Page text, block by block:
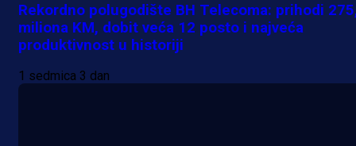
Rekordno polugodište BH Telecoma: prihodi
miliona KM, dobit veća 12 posto i najveća
produktivnost u historiji
1 sedmica 3 dan